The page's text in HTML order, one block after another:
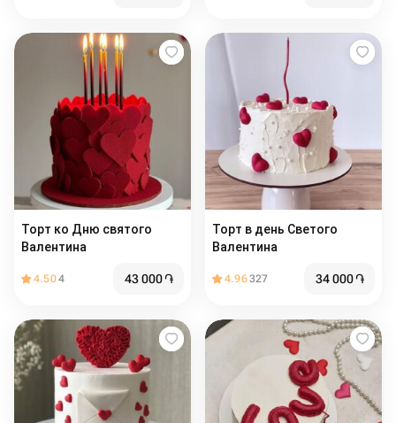
Торт ко Дню святого
Валентина
4.504 43 000֏
Торт в день Светого
Валентина
4.96327 34 000֏